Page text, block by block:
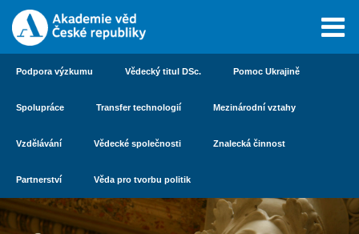
Podpora výzkumu Vědecký titul DSc. Pomoc Ukrajině
Spolupráce Transfer technologií Mezinárodní vztahy
Vzdělávání Vědecké společnosti Znalecká činnost
Partnerství Věda pro tvorbu politik